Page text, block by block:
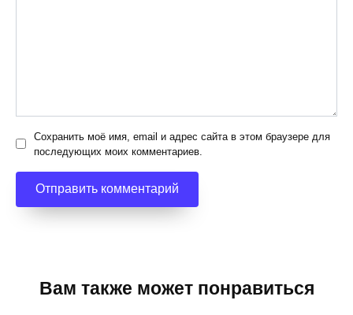
Сохранить моё имя, email и адрес сайта в этом браузере для
последующих моих комментариев.
Вам также может понравиться